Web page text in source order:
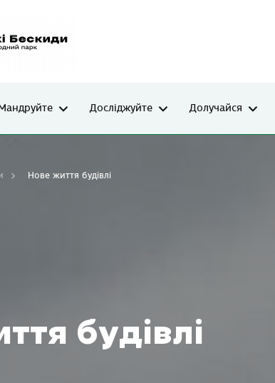
Досліджуйте Долучайся
будівлі
Нове життя будівлі